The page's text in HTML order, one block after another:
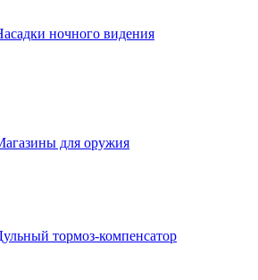
ночного видения
для оружия
тормоз-компенсатор